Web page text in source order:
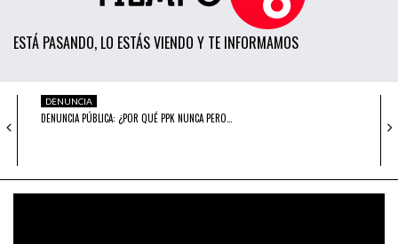
ESTÁ PASANDO, LO ESTÁS VIENDO Y TE INFORMAMOS
POLÍTICA
ECONOMÍA
SOCIEDAD
OPINIÓN
DENUNCIA
DENUNCIA PÚBLICA: ¿POR QUÉ PPK NUNCA PERO…